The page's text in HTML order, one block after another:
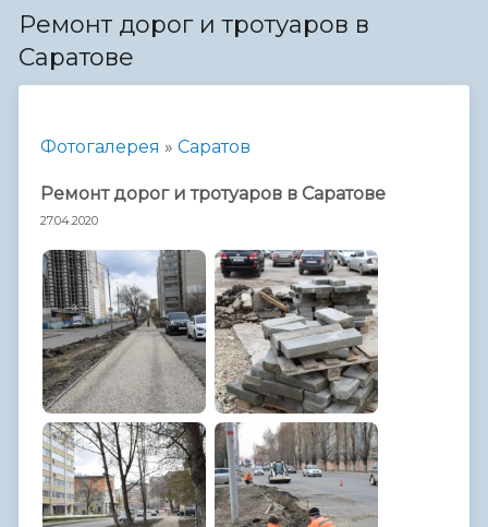
Ремонт дорог и тротуаров в
Саратове
Фотогалерея » Саратов
Ремонт дорог и тротуаров в Саратове
27.04.2020